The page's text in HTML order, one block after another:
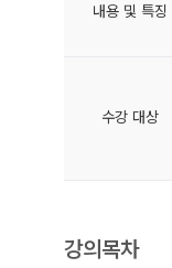
내용 및 특징
수강 대상
강의목차